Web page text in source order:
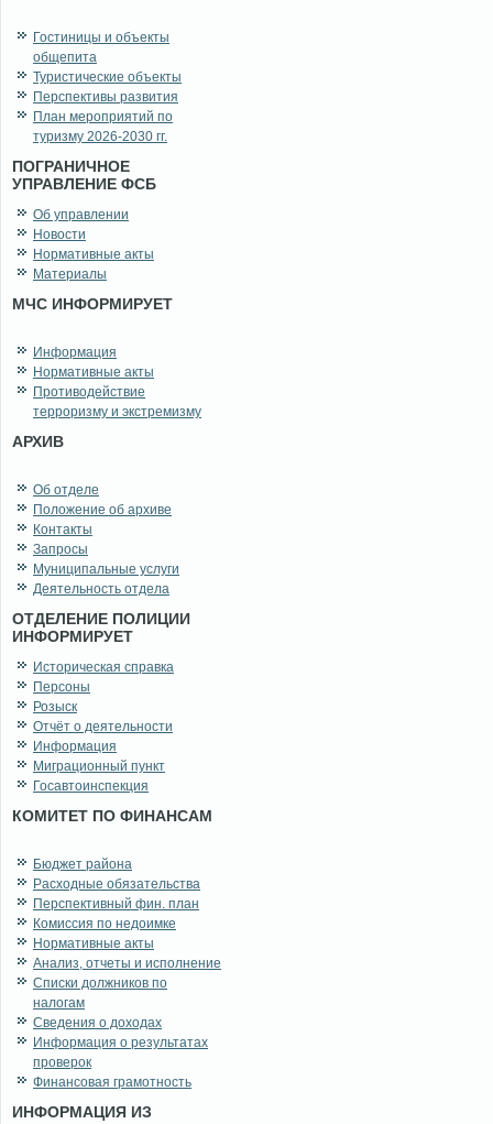
Гостиницы и объекты
общепита
Туристические объекты
Перспективы развития
План мероприятий по
туризму 2026-2030 гг.
ПОГРАНИЧНОЕ
УПРАВЛЕНИЕ ФСБ
Об управлении
Новости
Нормативные акты
Материалы
МЧС ИНФОРМИРУЕТ
Информация
Нормативные акты
Противодействие
терроризму и экстремизму
АРХИВ
Об отделе
Положение об архиве
Контакты
Запросы
Муниципальные услуги
Деятельность отдела
ОТДЕЛЕНИЕ ПОЛИЦИИ
ИНФОРМИРУЕТ
Историческая справка
Персоны
Розыск
Отчёт о деятельности
Информация
Миграционный пункт
Госавтоинспекция
КОМИТЕТ ПО ФИНАНСАМ
Бюджет района
Расходные обязательства
Перспективный фин. план
Комиссия по недоимке
Нормативные акты
Анализ, отчеты и исполнение
Списки должников по
налогам
Сведения о доходах
Информация о результатах
проверок
Финансовая грамотность
ИНФОРМАЦИЯ ИЗ